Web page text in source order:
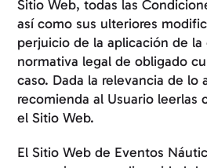
Sitio Web, todas las
así como sus ulteriores
perjuicio de la aplicación de
normativa legal de obligado
caso. Dada la relevancia de lo
recomienda al Usuario leerlas
el Sitio Web.
El Sitio Web de Eventos